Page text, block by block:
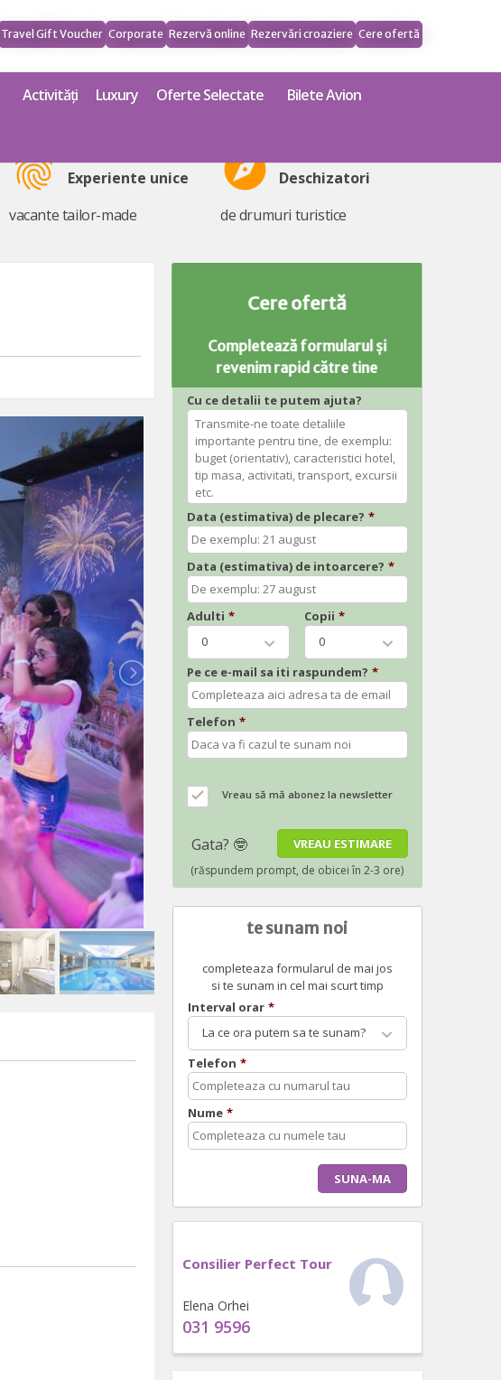
Travel Gift Voucher Corporate Rezervă online Rezervări croaziere Cere ofertă
Activități Luxury Oferte Selectate Bilete Avion
fingerprint Experiente unice
vacante tailor-made
explore Deschizatori
de drumuri turistice
Cere ofertă
Completează formularul și
revenim rapid către tine
Cu ce detalii te putem ajuta?
Data (estimativa) de plecare? *
Data (estimativa) de intoarcere? *
Adulti *
0
Copii *
0
Pe ce e-mail sa iti raspundem? *
Telefon *
Vreau să mă abonez la newsletter
te sunam noi
completeaza formularul de mai jos
si te sunam in cel mai scurt timp
Interval orar *
La ce ora putem sa te sunam?
Telefon *
Nume *
Consilier Perfect Tour
Elena Orhei
031 9596